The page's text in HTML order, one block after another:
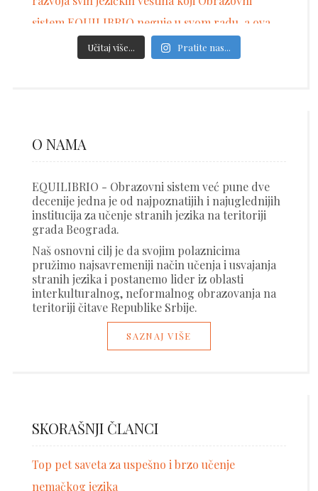
Učitaj više... Pratite nas...
O NAMA
EQUILIBRIO - Obrazovni sistem već pune dve
decenije jedna je od najpoznatijih i najuglednijih
institucija za učenje stranih jezika na teritoriji
grada Beograda.
Naš osnovni cilj je da svojim polaznicima
pružimo najsavremeniji način učenja i usvajanja
stranih jezika i postanemo lider iz oblasti
interkulturalnog, neformalnog obrazovanja na
teritoriji čitave Republike Srbije.
SAZNAJ VIŠE
SKORAŠNJI ČLANCI
Top pet saveta za uspešno i brzo učenje
nemačkog jezika